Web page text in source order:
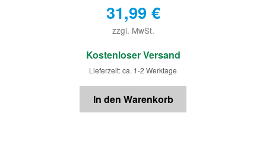
31,99 €
zzgl. MwSt.
€
Kostenloser Versand
Lieferzeit: ca. 1-2 Werktage
In den Warenkorb